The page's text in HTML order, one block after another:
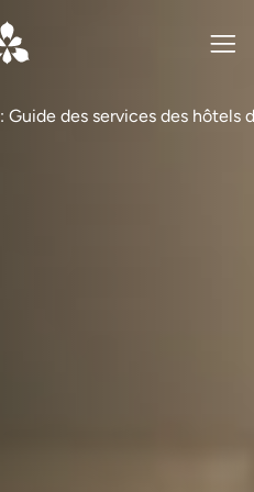
: Guide des services des hôtels